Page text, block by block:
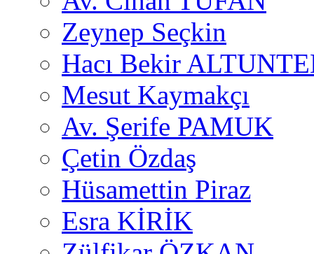
Zeynep Seçkin
Hacı Bekir
Mesut Kaymakçı
Av. Şerife PAMUK
Çetin Özdaş
Hüsamettin Piraz
Esra KİRİK